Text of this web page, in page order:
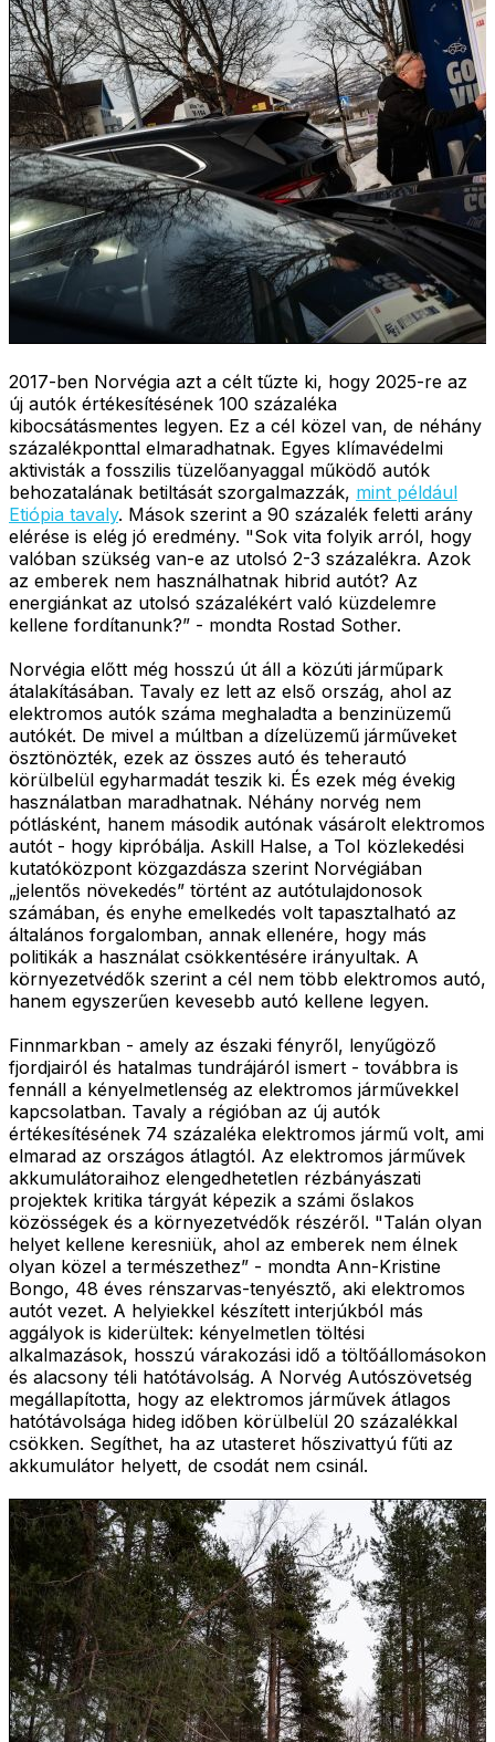
2017-ben Norvégia azt a célt tűzte ki, hogy 2025-re az
új autók értékesítésének 100 százaléka
kibocsátásmentes legyen. Ez a cél közel van, de néhány
százalékponttal elmaradhatnak. Egyes klímavédelmi
aktivisták a fosszilis tüzelőanyaggal működő autók
behozatalának betiltását szorgalmazzák, mint például
Etiópia tavaly. Mások szerint a 90 százalék feletti arány
elérése is elég jó eredmény. "Sok vita folyik arról, hogy
valóban szükség van-e az utolsó 2-3 százalékra. Azok
az emberek nem használhatnak hibrid autót? Az
energiánkat az utolsó százalékért való küzdelemre
kellene fordítanunk?” - mondta Rostad Sother.
Norvégia előtt még hosszú út áll a közúti járműpark
átalakításában. Tavaly ez lett az első ország, ahol az
elektromos autók száma meghaladta a benzinüzemű
autókét. De mivel a múltban a dízelüzemű járműveket
ösztönözték, ezek az összes autó és teherautó
körülbelül egyharmadát teszik ki. És ezek még évekig
használatban maradhatnak. Néhány norvég nem
pótlásként, hanem második autónak vásárolt elektromos
autót - hogy kipróbálja. Askill Halse, a ToI közlekedési
kutatóközpont közgazdásza szerint Norvégiában
„jelentős növekedés” történt az autótulajdonosok
számában, és enyhe emelkedés volt tapasztalható az
általános forgalomban, annak ellenére, hogy más
politikák a használat csökkentésére irányultak. A
környezetvédők szerint a cél nem több elektromos autó,
hanem egyszerűen kevesebb autó kellene legyen.
Finnmarkban - amely az északi fényről, lenyűgöző
fjordjairól és hatalmas tundrájáról ismert - továbbra is
fennáll a kényelmetlenség az elektromos járművekkel
kapcsolatban. Tavaly a régióban az új autók
értékesítésének 74 százaléka elektromos jármű volt, ami
elmarad az országos átlagtól. Az elektromos járművek
akkumulátoraihoz elengedhetetlen rézbányászati
projektek kritika tárgyát képezik a számi őslakos
közösségek és a környezetvédők részéről. "Talán olyan
helyet kellene keresniük, ahol az emberek nem élnek
olyan közel a természethez” - mondta Ann-Kristine
Bongo, 48 éves rénszarvas-tenyésztő, aki elektromos
autót vezet. A helyiekkel készített interjúkból más
aggályok is kiderültek: kényelmetlen töltési
alkalmazások, hosszú várakozási idő a töltőállomásokon
és alacsony téli hatótávolság. A Norvég Autószövetség
megállapította, hogy az elektromos járművek átlagos
hatótávolsága hideg időben körülbelül 20 százalékkal
csökken. Segíthet, ha az utasteret hőszivattyú fűti az
akkumulátor helyett, de csodát nem csinál.